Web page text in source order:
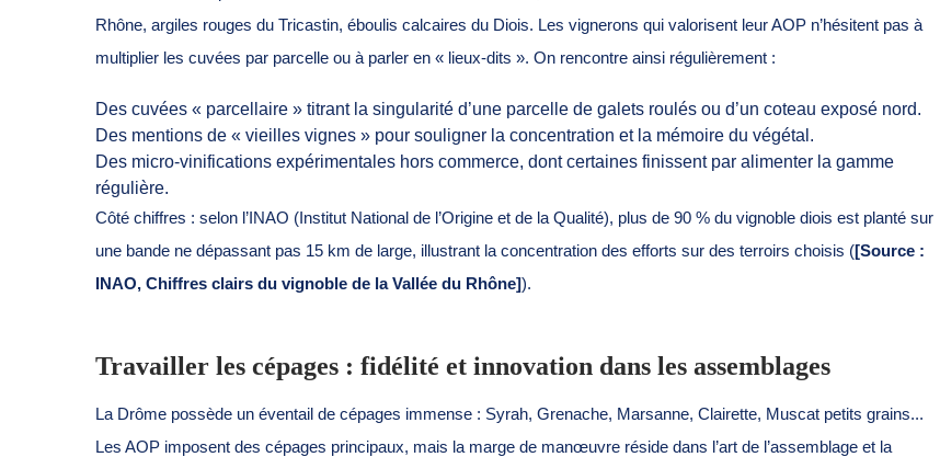
Rhône, argiles rouges du Tricastin, éboulis calcaires du Diois. Les vignerons qui valorisent leur AOP n’hésitent pas à
multiplier les cuvées par parcelle ou à parler en « lieux-dits ». On rencontre ainsi régulièrement :
Des cuvées « parcellaire » titrant la singularité d’une parcelle de galets roulés ou d’un coteau exposé nord.
Des mentions de « vieilles vignes » pour souligner la concentration et la mémoire du végétal.
Des micro-vinifications expérimentales hors commerce, dont certaines finissent par alimenter la gamme
régulière.
Côté chiffres : selon l’INAO (Institut National de l’Origine et de la Qualité), plus de 90 % du vignoble diois est planté sur
une bande ne dépassant pas 15 km de large, illustrant la concentration des efforts sur des terroirs choisis ([Source :
INAO, Chiffres clairs du vignoble de la Vallée du Rhône]).
Travailler les cépages : fidélité et innovation dans les assemblages
La Drôme possède un éventail de cépages immense : Syrah, Grenache, Marsanne, Clairette, Muscat petits grains...
Les AOP imposent des cépages principaux, mais la marge de manœuvre réside dans l’art de l’assemblage et la